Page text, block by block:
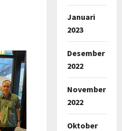
Januari
2023
Desember
2022
November
2022
Oktober